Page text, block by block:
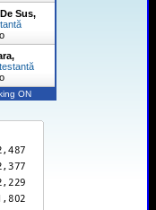
Sus,
ON